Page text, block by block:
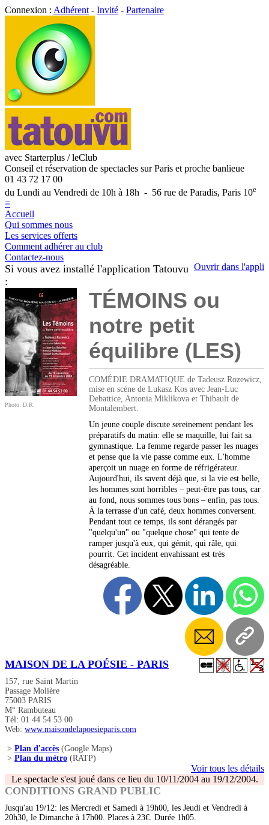
Connexion : Adhérent - Invité - Partenaire
avec Starterplus / leClub
Conseil et réservation de spectacles sur Paris et proche banlieue
01 43 72 17 00
du Lundi au Vendredi de 10h à 18h - 56 rue de Paradis, Paris 10e
≡
Accueil
Qui sommes nous
Les services offerts
Comment adhérer au club
Contactez-nous
Ouvrir dans l'appli
Si vous avez installé l'application Tatouvu
:
Photo: D.R.
TÉMOINS ou
notre petit
équilibre (LES)
COMÉDIE DRAMATIQUE de Tadeusz Rozewicz,
mise en scène de Lukasz Kos avec Jean-Luc
Debattice, Antonia Miklikova et Thibault de
Montalembert.
Un jeune couple discute sereinement pendant les
préparatifs du matin: elle se maquille, lui fait sa
gymnastique. La femme regarde passer les nuages
et pense que la vie passe comme eux. L'homme
aperçoit un nuage en forme de réfrigérateur.
Aujourd'hui, ils savent déjà que, si la vie est belle,
les hommes sont horribles – peut-être pas tous, car
au fond, nous sommes tous bons – enfin, pas tous.
À la terrasse d'un café, deux hommes conversent.
Pendant tout ce temps, ils sont dérangés par
"quelqu'un" ou "quelque chose" qui tente de
ramper jusqu'à eux, qui gémit, qui râle, qui
pourrit. Cet incident envahissant est très
désagréable.
MAISON DE LA POÉSIE - PARIS
157, rue Saint Martin
Passage Molière
75003 PARIS
M° Rambuteau
Tél: 01 44 54 53 00
Web: www.maisondelapoesieparis.com
> Plan d'accès (Google Maps)
> Plan du métro (RATP)
Voir tous les détails
Le spectacle s'est joué dans ce lieu du 10/11/2004 au 19/12/2004.
CONDITIONS GRAND PUBLIC
Jusqu'au 19/12: les Mercredi et Samedi à 19h00, les Jeudi et Vendredi à
20h30, le Dimanche à 17h00. Places à 23€. Durée 1h05.